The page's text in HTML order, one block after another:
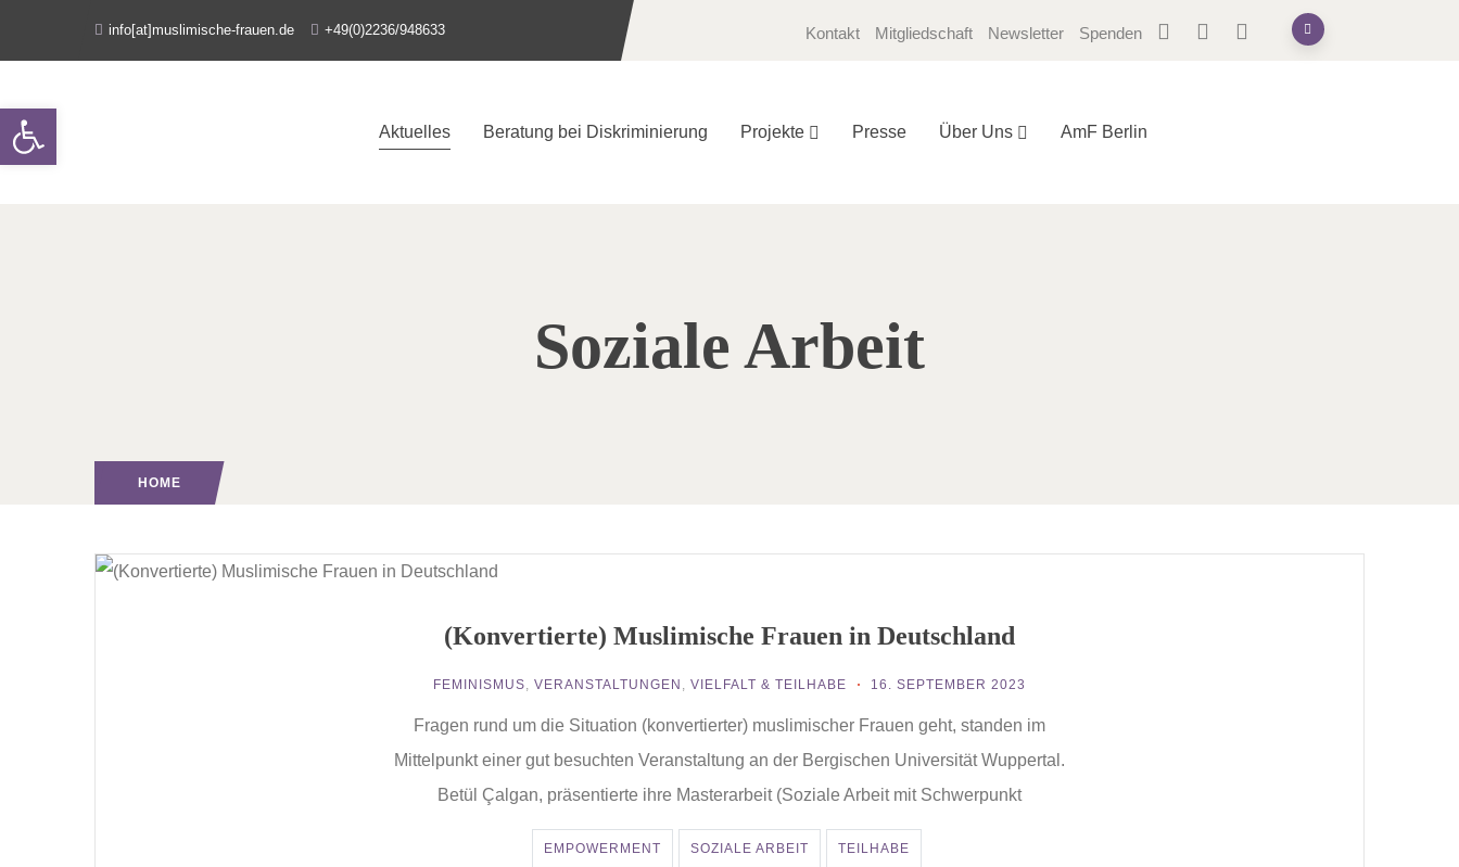
info[at]muslimische-frauen.de +49(0)2236/948633 Kontakt Mitgliedschaft Newsletter Spenden
Aktuelles Beratung bei Diskriminierung Projekte Presse Über Uns AmF Berlin
Soziale Arbeit
HOME
(Konvertierte) Muslimische Frauen in Deutschland
FEMINISMUS, VERANSTALTUNGEN , VIELFALT & TEILHABE 16. SEPTEMBER 2023
Fragen rund um die Situation (konvertierter) muslimischer Frauen geht, standen im
Mittelpunkt einer gut besuchten Veranstaltung an der Bergischen Universität Wuppertal.
Betül Çalgan, präsentierte ihre Masterarbeit (Soziale Arbeit mit Schwerpunkt
EMPOWERMENT SOZIALE ARBEIT TEILHABE
Open toolbar